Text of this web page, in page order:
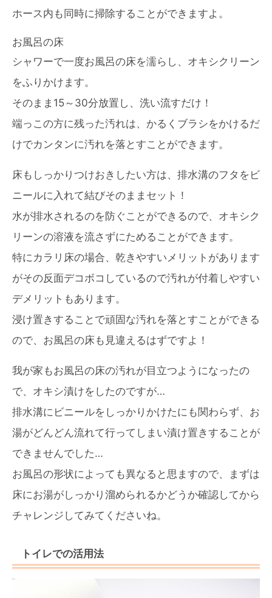
ホース内も同時に掃除することができますよ。
お風呂の床
シャワーで一度お風呂の床を濡らし、オキシクリーン
をふりかけます。
そのまま15～30分放置し、洗い流すだけ！
端っこの方に残った汚れは、かるくブラシをかけるだ
けでカンタンに汚れを落とすことができます。
床もしっかりつけおきしたい方は、排水溝のフタをビ
ニールに入れて結びそのままセット！
水が排水されるのを防ぐことができるので、オキシク
リーンの溶液を流さずにためることができます。
特にカラリ床の場合、乾きやすいメリットがあります
がその反面デコボコしているので汚れが付着しやすい
デメリットもあります。
浸け置きすることで頑固な汚れを落とすことができる
ので、お風呂の床も見違えるはずですよ！
我が家もお風呂の床の汚れが目立つようになったの
で、オキシ漬けをしたのですが…
排水溝にビニールをしっかりかけたにも関わらず、お
湯がどんどん流れて行ってしまい漬け置きすることが
できませんでした…
お風呂の形状によっても異なると思ますので、まずは
床にお湯がしっかり溜められるかどうか確認してから
チャレンジしてみてくださいね。
トイレでの活用法